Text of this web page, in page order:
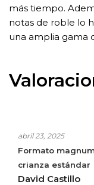
más tiempo.
notas de roble lo
una amplia gama
HACIENDA
abril 23, 2025
Formato
crianza estándar
David Castillo